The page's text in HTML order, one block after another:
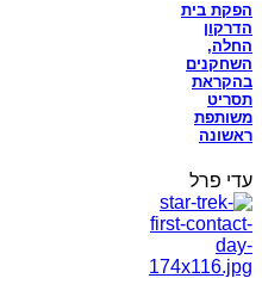
הפקת בית
הדרקון
החלה,
השחקנים
בהקראת
תסריט
משותפת
ראשונה
עדי פרל